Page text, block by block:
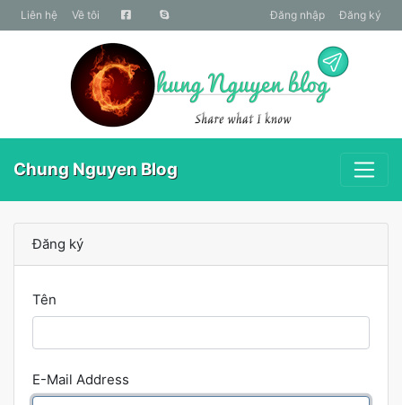
liên hệ Về tôi Đăng nhập Đăng ký
Chung Nguyen Blog
Đăng ký
Tên
E-Mail Address